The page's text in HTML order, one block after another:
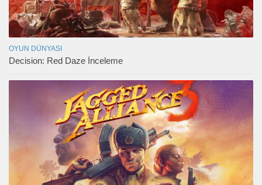
OYUN DÜNYASI
Decision: Red Daze İnceleme